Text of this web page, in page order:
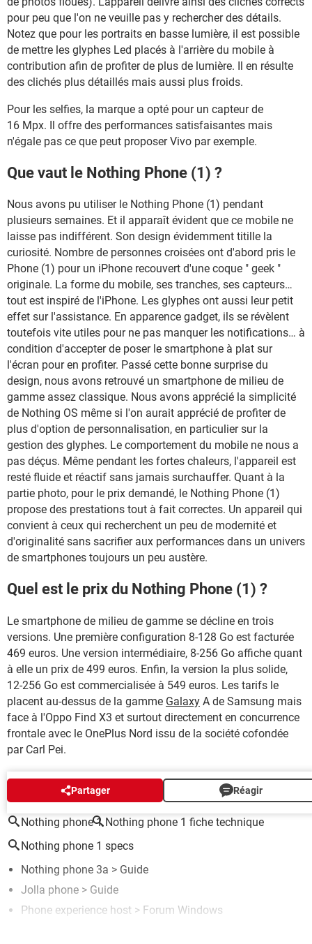
pour peu que l'on ne veuille pas y rechercher des détails.
Notez que pour les portraits en basse lumière, il est possible
de mettre les glyphes Led placés à l'arrière du mobile à
contribution afin de profiter de plus de lumière. Il en résulte
des clichés plus détaillés mais aussi plus froids.
Pour les selfies, la marque a opté pour un capteur de
16 Mpx. Il offre des performances satisfaisantes mais
n'égale pas ce que peut proposer Vivo par exemple.
Que vaut le Nothing Phone (1) ?
Nous avons pu utiliser le Nothing Phone (1) pendant
plusieurs semaines. Et il apparaît évident que ce mobile ne
laisse pas indifférent. Son design évidemment titille la
curiosité. Nombre de personnes croisées ont d'abord pris le
Phone (1) pour un iPhone recouvert d'une coque " geek "
originale. La forme du mobile, ses tranches, ses capteurs…
tout est inspiré de l'iPhone. Les glyphes ont aussi leur petit
effet sur l'assistance. En apparence gadget, ils se révèlent
toutefois vite utiles pour ne pas manquer les notifications… à
condition d'accepter de poser le smartphone à plat sur
l'écran pour en profiter. Passé cette bonne surprise du
design, nous avons retrouvé un smartphone de milieu de
gamme assez classique. Nous avons apprécié la simplicité
de Nothing OS même si l'on aurait apprécié de profiter de
plus d'option de personnalisation, en particulier sur la
gestion des glyphes. Le comportement du mobile ne nous a
pas déçus. Même pendant les fortes chaleurs, l'appareil est
resté fluide et réactif sans jamais surchauffer. Quant à la
partie photo, pour le prix demandé, le Nothing Phone (1)
propose des prestations tout à fait correctes. Un appareil qui
convient à ceux qui recherchent un peu de modernité et
d'originalité sans sacrifier aux performances dans un univers
de smartphones toujours un peu austère.
Quel est le prix du Nothing Phone (1) ?
Le smartphone de milieu de gamme se décline en trois
versions. Une première configuration 8-128 Go est facturée
469 euros. Une version intermédiaire, 8-256 Go affiche quant
à elle un prix de 499 euros. Enfin, la version la plus solide,
12-256 Go est commercialisée à 549 euros. Les tarifs le
placent au-dessus de la gamme Galaxy A de Samsung mais
face à l'Oppo Find X3 et surtout directement en concurrence
frontale avec le OnePlus Nord issu de la société cofondée
par Carl Pei.
Partager Réagir
AUTOUR DU MÊME SUJET
Nothing phone 1 Nothing phone 1 fiche technique
Nothing phone 1 specs
Nothing phone 3a > Guide
Jolla phone > Guide
Phone experience host > Forum Windows